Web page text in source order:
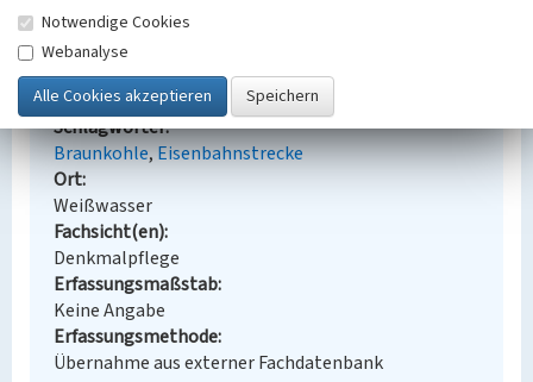
LfD-BKM/2023
Strecke 6142 Cottbus - Görlitz
Schlagwörter
Braunkohle Eisenbahnstrecke
Ort
Weißwasser
Fachsicht(en)
Denkmalpflege
Erfassungsmaßstab
Keine Angabe
Erfassungsmethode
Übernahme aus externer Fachdatenbank
Notwendige Cookies
Webanalyse